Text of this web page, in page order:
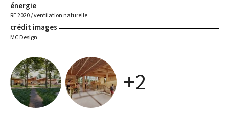
énergie
RE 2020 / ventilation naturelle
crédit images
MC Design
+2